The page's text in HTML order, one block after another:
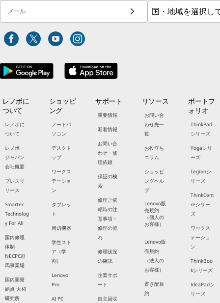
メール
レノボに
ついて
レノボに
ついて
レノボ・
ジャパン
会社概要
プレスリ
リース
Smarter
Technolog
y For All
国内修理
体制
NECPC群
馬事業場
国内開発
拠点 大和
研究所
ショッピ
ング
ノートパ
ソコン
デスクト
ップ
ワークス
テーショ
ン
タブレッ
ト
周辺機器
学生スト
ア（学
割）
Lenovo
Pro
AI PC
サポート
重要情報
新着情報
お問い合
わせ・修
理依頼
保証の検
索
修理ご依
頼時の注
意事項・
修理の流
れ
修理状況
の確認
企業サポ
ート
自主回収
リソース
お問い合
わせ先一
覧
お役立ち
コラム
ショッピ
ングヘル
プ
Lenovo販
売規約
（個人の
お客様）
Lenovo販
売規約
（法人の
お客様）
置き配規
約
ポートフ
ォリオ
ThinkPad
シリーズ
Yogaシリ
ーズ
Legionシ
リーズ
ThinkCent
reシリー
ズ
ワークス
テーショ
ン
ThinkBoo
kシリーズ
IdeaPadシ
リーズ